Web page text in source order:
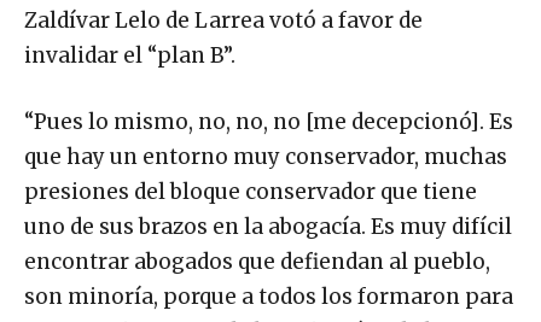
Zaldívar Lelo de Larrea votó a favor de
invalidar el “plan B”.
“Pues lo mismo, no, no, no [me decepcionó]. Es
que hay un entorno muy conservador, muchas
presiones del bloque conservador que tiene
uno de sus brazos en la abogacía. Es muy difícil
encontrar abogados que defiendan al pueblo,
son minoría, porque a todos los formaron para